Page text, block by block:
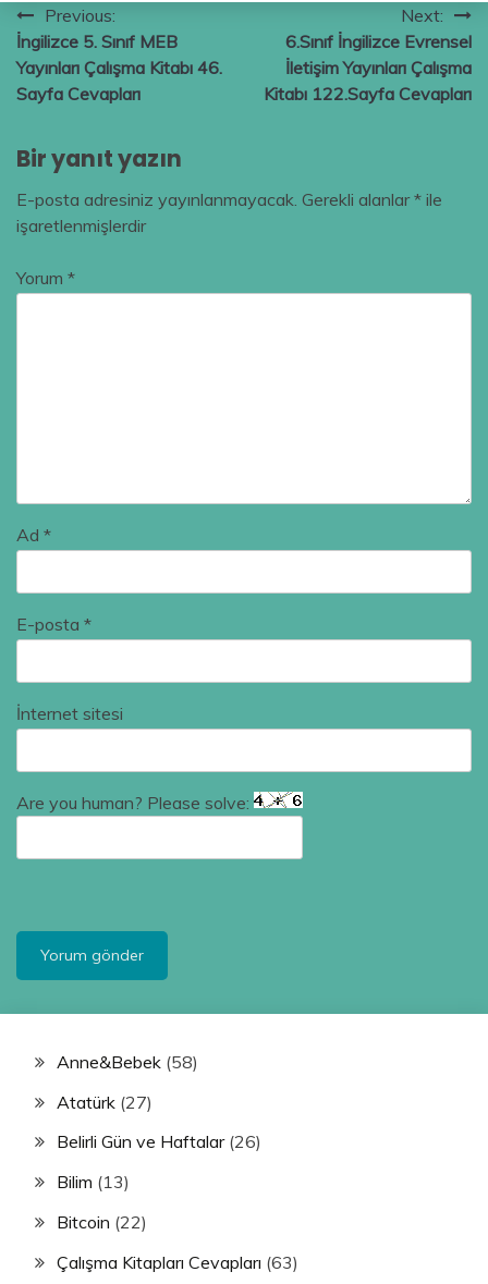
Yazı
gezinmesi
Previous:
İngilizce 5. Sınıf MEB
Yayınları Çalışma Kitabı 46.
Sayfa Cevapları
Next:
6.Sınıf İngilizce Evrensel
İletişim Yayınları Çalışma
Kitabı 122.Sayfa Cevapları
Bir yanıt yazın
E-posta adresiniz yayınlanmayacak. Gerekli alanlar* ile
işaretlenmişlerdir
Yorum *
Ad *
E-posta *
İnternet sitesi
Are you human? Please solve:
Anne&Bebek (58)
Atatürk (27)
Belirli Gün ve Haftalar(26)
Bilim (13)
Bitcoin (22)
Çalışma Kitapları Cevapları (63)